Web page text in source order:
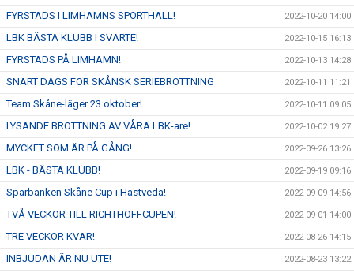
FYRSTADS I LIMHAMNS SPORTHALL! 2022-10-20 14:00
LBK BÄSTA KLUBB I SVARTE! 2022-10-15 16:13
FYRSTADS PÅ LIMHAMN! 2022-10-13 14:28
SNART DAGS FÖR SKÅNSK SERIEBROTTNING 2022-10-11 11:21
Team Skåne-läger 23 oktober! 2022-10-11 09:05
LYSANDE BROTTNING AV VÅRA LBK-are! 2022-10-02 19:27
MYCKET SOM ÄR PÅ GÅNG! 2022-09-26 13:26
LBK - BÄSTA KLUBB! 2022-09-19 09:16
Sparbanken Skåne Cup i Hästveda! 2022-09-09 14:56
TVÅ VECKOR TILL RICHTHOFFCUPEN! 2022-09-01 14:00
TRE VECKOR KVAR! 2022-08-26 14:15
INBJUDAN ÄR NU UTE! 2022-08-23 13:22